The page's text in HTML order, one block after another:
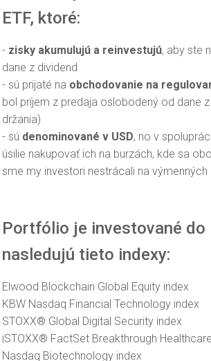
ETF, ktoré:
- zisky akumulujú a reinvestujú, aby ste
dane z dividend
- sú prijaté na obchodovanie na
bol príjem z predaja oslobodený od dane
držania)
- sú denominované v USD, no v
úsilie nakupovať ich na burzách, kde sa
sme my investori nestrácali na výmenných
Portfólio je investované do
nasledujú tieto indexy:
Elwood Blockchain Global Equity index
KBW Nasdaq Financial Technology index
STOXX® Global Digital Security index
iSTOXX® FactSet Breakthrough
Nasdaq Biotechnology index